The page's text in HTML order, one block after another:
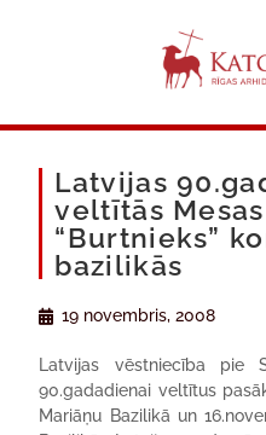
Latvijas
veltītās
“Burtnieks”
bazilikās
19 novembris, 2008
Latvijas vēstniecība pie
90.gadadienai veltītus
Mariāņu Bazilikā un